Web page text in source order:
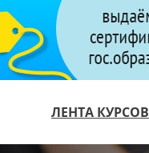
ЛЕНТА КУРСОВ